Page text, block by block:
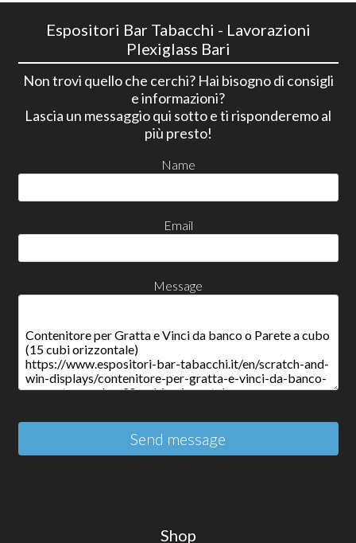
Espositori Bar Tabacchi - Lavorazioni
Plexiglass Bari
Non trovi quello che cerchi? Hai bisogno di consigli
e informazioni?
Lascia un messaggio qui sotto e ti risponderemo al
più presto!
Name
Email
Message
Send message
Shop